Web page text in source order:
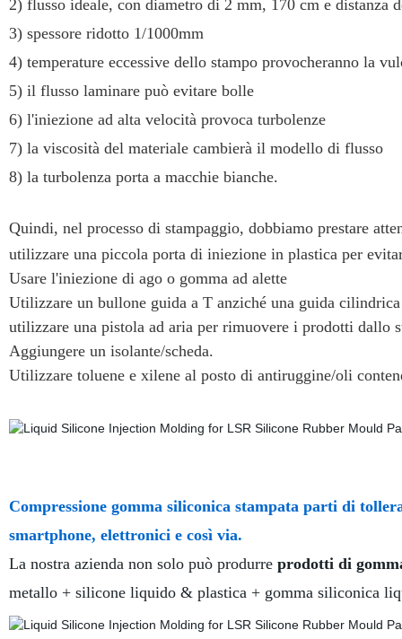
2) flusso ideale, con diametro di 2 mm, 170 cm e distanza
3) spessore ridotto 1/1000mm
4) temperature eccessive dello stampo provocheranno la
5) il flusso laminare può evitare bolle
6) l'iniezione ad alta velocità provoca turbolenze
7) la viscosità del materiale cambierà il modello di flusso
8) la turbolenza porta a macchie bianche.
Quindi, nel processo di stampaggio, dobbiamo prestare
utilizzare una piccola porta di iniezione in plastica per
Usare l'iniezione di ago o gomma ad alette
Utilizzare un bullone guida a T anziché una guida
utilizzare una pistola ad aria per rimuovere i prodotti dallo
Aggiungere un isolante/scheda.
Utilizzare toluene e xilene al posto di antiruggine/oli
Compressione gomma siliconica stampata parti di
smartphone, elettronici e così via.
La nostra azienda non solo può produrreprodotti di
metallo + silicone liquido & plastica + gomma siliconica